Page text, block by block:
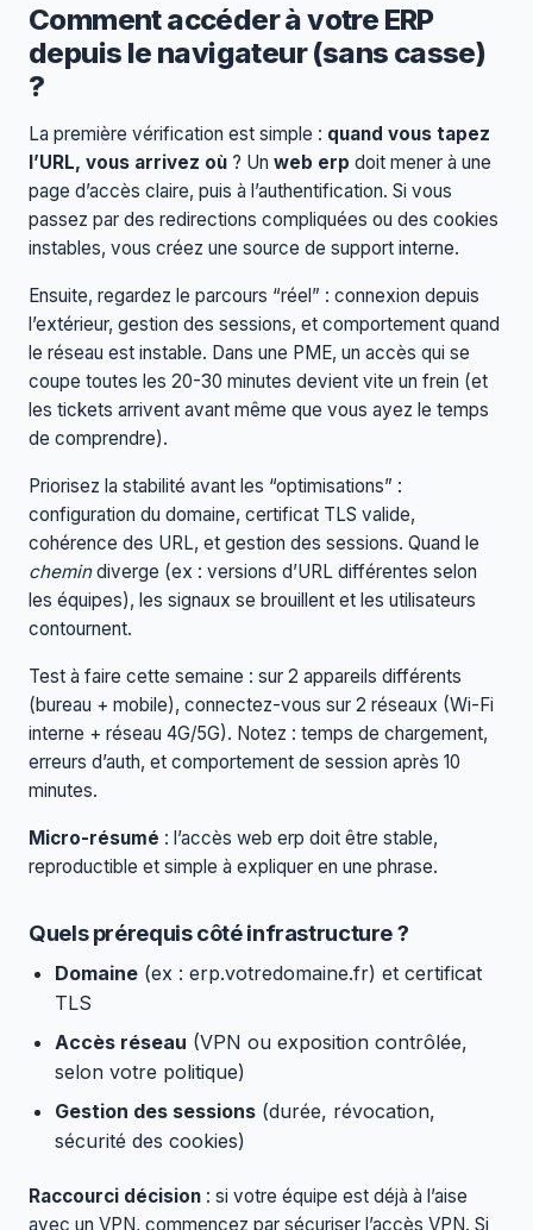
Comment accéder à votre ERP
depuis le navigateur (sans casse)
?
La première vérification est simple : quand vous tapez
l’URL, vous arrivez où ? Un web erp doit mener à une
page d’accès claire, puis à l’authentification. Si vous
passez par des redirections compliquées ou des cookies
instables, vous créez une source de support interne.
Ensuite, regardez le parcours “réel” : connexion depuis
l’extérieur, gestion des sessions, et comportement quand
le réseau est instable. Dans une PME, un accès qui se
coupe toutes les 20-30 minutes devient vite un frein (et
les tickets arrivent avant même que vous ayez le temps
de comprendre).
Priorisez la stabilité avant les “optimisations” :
configuration du domaine, certificat TLS valide,
cohérence des URL, et gestion des sessions. Quand le
chemindiverge (ex : versions d’URL différentes selon
les équipes), les signaux se brouillent et les utilisateurs
contournent.
Test à faire cette semaine : sur 2 appareils différents
(bureau + mobile), connectez-vous sur 2 réseaux (Wi-Fi
interne + réseau 4G/5G). Notez : temps de chargement,
erreurs d’auth, et comportement de session après 10
minutes.
Micro-résumé : l’accès web erp doit être stable,
reproductible et simple à expliquer en une phrase.
Quels prérequis côté infrastructure ?
Domaine(ex : erp.votredomaine.fr) et certificat
TLS
Accès réseau (VPN ou exposition contrôlée,
selon votre politique)
Gestion des sessions(durée, révocation,
sécurité des cookies)
Raccourci décision : si votre équipe est déjà à l’aise
avec un VPN, commencez par sécuriser l’accès VPN. Si